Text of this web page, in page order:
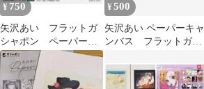
¥ 750
矢沢あい フラットガ
シャポン ペーパーキ
ャンバス ご近所物語
¥500
矢沢あい ペーパーキャ
ンバス フラットガシ